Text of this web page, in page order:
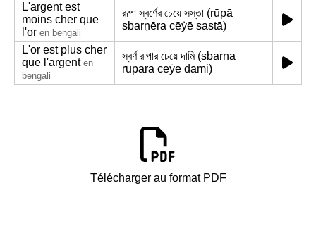
L'argent est
moins cher que
l'or en bengali
রূপা স্বর্ণের চেয়ে সস্তা (rūpā
sbarṇēra cēẏē sastā)
L'or est plus cher
que l'argent en
bengali
স্বর্ণ রূপার চেয়ে দামি (sbarṇa
rūpāra cēẏē dāmi)
Télécharger au format PDF